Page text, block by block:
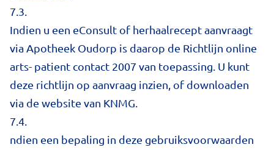
7.3.
Indien u een eConsult of herhaalrecept aanvraagt
via Apotheek Oudorp is daarop de Richtlijn online
arts- patient contact 2007 van toepassing. U kunt
deze richtlijn op aanvraag inzien, of downloaden
via de website van KNMG.
7.4.
ndien een bepaling in deze gebruiksvoorwaarden